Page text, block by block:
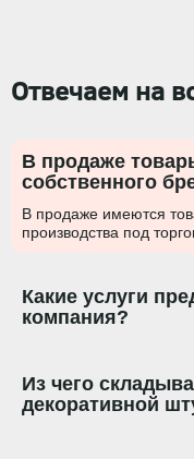
Отвечаем на
В продаже
собственного
В продаже имеются
производства под
Какие услуги
компания?
Из чего
декоративной